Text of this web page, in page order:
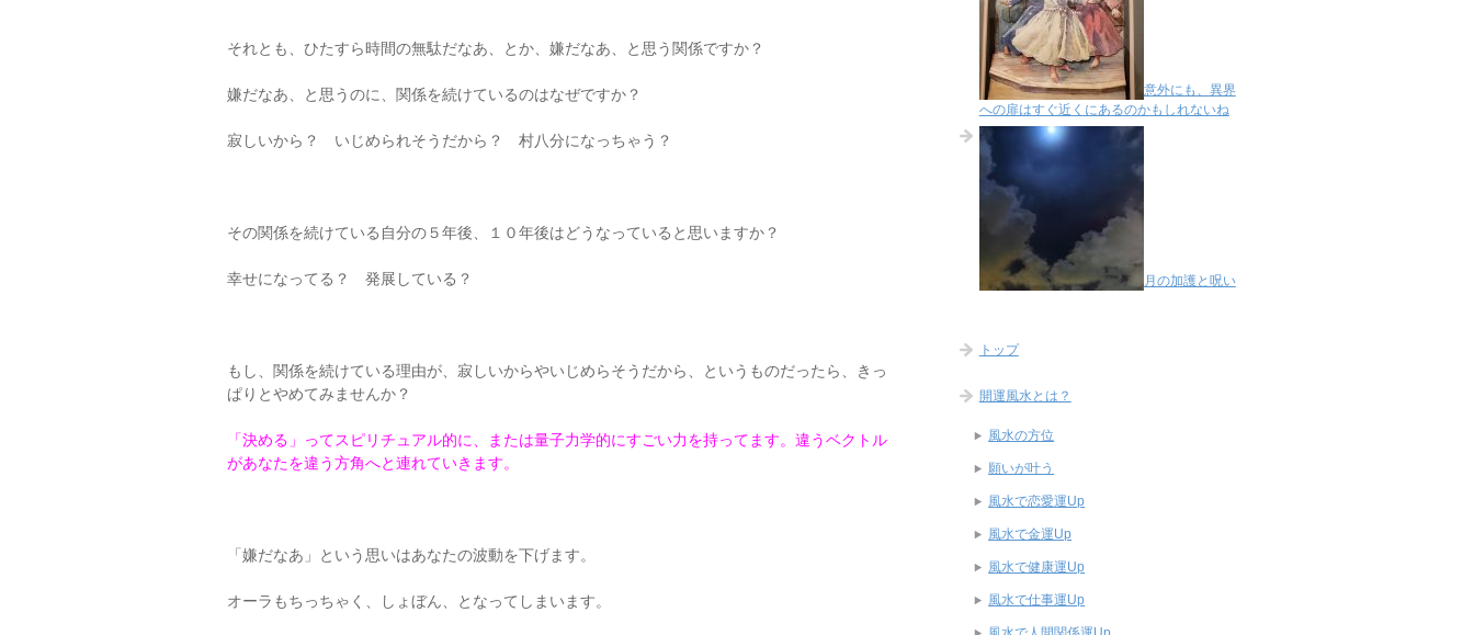
それとも、ひたすら時間の無駄だなあ、とか、嫌だなあ、と思う関係ですか？
嫌だなあ、と思うのに、関係を続けているのはなぜですか？
寂しいから？ いじめられそうだから？ 村八分になっちゃう？
その関係を続けている自分の５年後、１０年後はどうなっていると思いますか？
幸せになってる？ 発展している？
もし、関係を続けている理由が、寂しいからやいじめらそうだから、というものだったら、きっ
ぱりとやめてみませんか？
「決める」ってスピリチュアル的に、または量子力学的にすごい力を持ってます。違うベクトル
があなたを違う方角へと連れていきます。
「嫌だなあ」という思いはあなたの波動を下げます。
オーラもちっちゃく、しょぼん、となってしまいます。
意外にも、異界
への扉はすぐ近くにあるのかもしれないね
月の加護と呪い
トップ
開運風水とは？
風水の方位
願いが叶う
風水で恋愛運Up
風水で金運Up
風水で健康運Up
風水で仕事運Up